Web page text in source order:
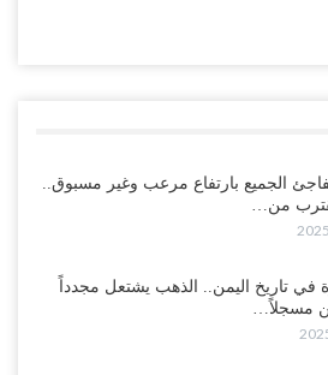
الجميع بارتفاع مرعب وغير مسبوق..
من…
في تاريخ اليمن.. الذهب يشتعل مجدداً
مسجلاً…